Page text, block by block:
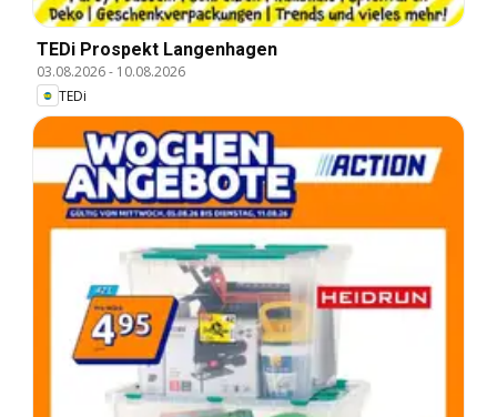
TEDi Prospekt Langenhagen
03.08.2026- 10.08.2026
TEDi